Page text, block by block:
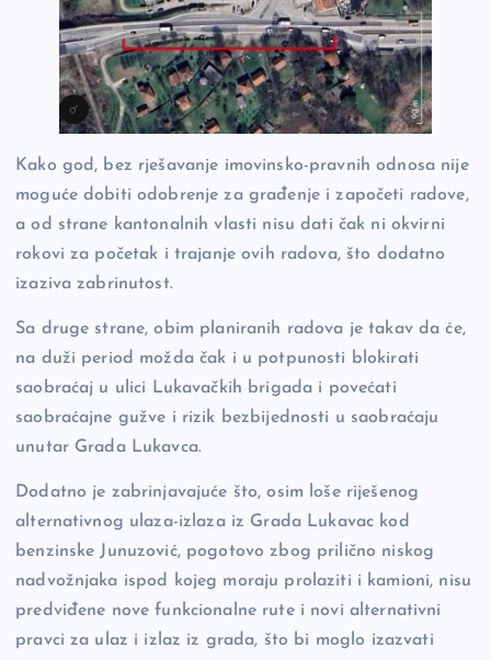
Kako god, bez rješavanje imovinsko-pravnih odnosa nije
moguće dobiti odobrenje za građenje i započeti radove,
a od strane kantonalnih vlasti nisu dati čak ni okvirni
rokovi za početak i trajanje ovih radova, što dodatno
izaziva zabrinutost.
Sa druge strane, obim planiranih radova je takav da će,
na duži period možda čak i u potpunosti blokirati
saobraćaj u ulici Lukavačkih brigada i povećati
saobraćajne gužve i rizik bezbijednosti u saobraćaju
unutar Grada Lukavca.
Dodatno je zabrinjavajuće što, osim loše riješenog
alternativnog ulaza-izlaza iz Grada Lukavac kod
benzinske Junuzović, pogotovo zbog prilično niskog
nadvožnjaka ispod kojeg moraju prolaziti i kamioni, nisu
predviđene nove funkcionalne rute i novi alternativni
pravci za ulaz i izlaz iz grada, što bi moglo izazvati